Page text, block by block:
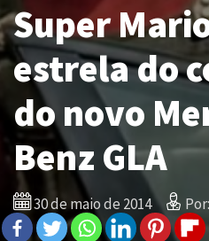
Super
estrela do
do novo
Benz GLA
30 de maio de 2014